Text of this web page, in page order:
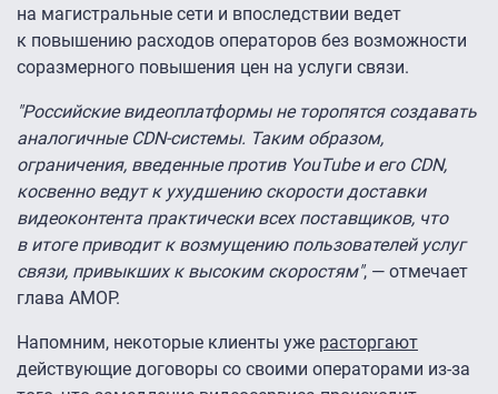
на магистральные сети и впоследствии ведет
к повышению расходов операторов без возможности
соразмерного повышения цен на услуги связи.
"Российские видеоплатформы не торопятся создавать
аналогичные CDN-системы. Таким образом,
ограничения, введенные против YouTube и его CDN,
косвенно ведут к ухудшению скорости доставки
видеоконтента практически всех поставщиков, что
в итоге приводит к возмущению пользователей услуг
связи, привыкших к высоким скоростям", — отмечает
глава АМОР.
Напомним, некоторые клиенты уже расторгают
действующие договоры со своими операторами из-за